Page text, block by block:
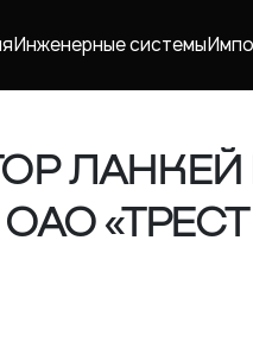
Инженерные системы